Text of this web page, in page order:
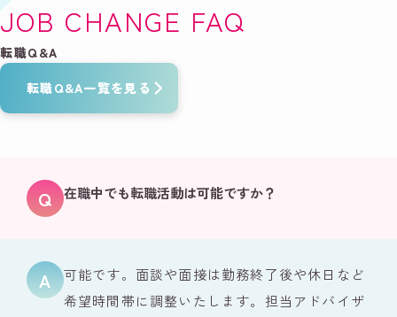
JOB CHANGE FAQ
転職Q&A
転職Q&A一覧を見る
在職中でも転職活動は可能ですか？
可能です。面談や面接は勤務終了後や休日など
希望時間帯に調整いたします。担当アドバイザ